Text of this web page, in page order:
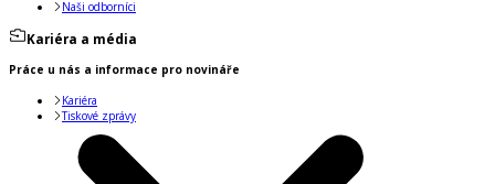
Naši odborníci
Kariéra a média
Práce u nás a informace pro novináře
Kariéra
Tiskové zprávy